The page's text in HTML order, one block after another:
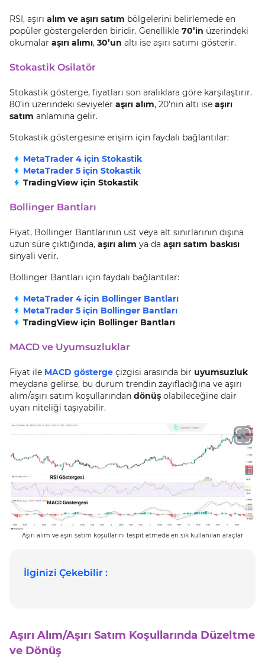
RSI, aşırı alım ve aşırı satım bölgelerini belirlemede en
popüler göstergelerden biridir. Genellikle 70’in üzerindeki
okumalar aşırı alımı, 30’un altı ise aşırı satımı gösterir.
Stokastik Osilatör
Stokastik gösterge, fiyatları son aralıklara göre karşılaştırır.
80’in üzerindeki seviyeler aşırı alım, 20’nin altı ise aşırı
satım anlamına gelir.
Stokastik göstergesine erişim için faydalı bağlantılar:
MetaTrader 4 için Stokastik
MetaTrader 5 için Stokastik
TradingView için Stokastik
Bollinger Bantları
Fiyat, Bollinger Bantlarının üst veya alt sınırlarının dışına
uzun süre çıktığında, aşırı alım ya da aşırı satım baskısı
sinyali verir.
Bollinger Bantları için faydalı bağlantılar:
MetaTrader 4 için Bollinger Bantları
MetaTrader 5 için Bollinger Bantları
TradingView için Bollinger Bantları
MACD ve Uyumsuzluklar
Fiyat ile MACD gösterge çizgisi arasında bir uyumsuzluk
meydana gelirse, bu durum trendin zayıfladığına ve aşırı
alım/aşırı satım koşullarından dönüş olabileceğine dair
uyarı niteliği taşıyabilir.
Aşırı alım ve aşırı satım koşullarını tespit etmede en sık kullanılan araçlar
İlginizi Çekebilir :
Aşırı Alım/Aşırı Satım Koşullarında Düzeltme
ve Dönüş